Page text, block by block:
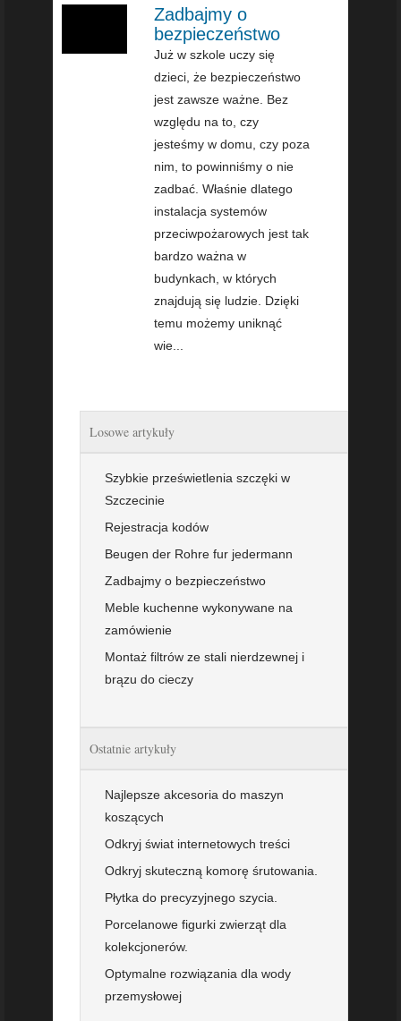
Zadbajmy o
bezpieczeństwo
Już w szkole uczy się
dzieci, że bezpieczeństwo
jest zawsze ważne. Bez
względu na to, czy
jesteśmy w domu, czy poza
nim, to powinniśmy o nie
zadbać. Właśnie dlatego
instalacja systemów
przeciwpożarowych jest tak
bardzo ważna w
budynkach, w których
znajdują się ludzie. Dzięki
temu możemy uniknąć
wie...
Losowe artykuły
Szybkie prześwietlenia szczęki w
Szczecinie
Rejestracja kodów
Beugen der Rohre fur jedermann
Zadbajmy o bezpieczeństwo
Meble kuchenne wykonywane na
zamówienie
Montaż filtrów ze stali nierdzewnej i
brązu do cieczy
Ostatnie artykuły
Najlepsze akcesoria do maszyn
koszących
Odkryj świat internetowych treści
Odkryj skuteczną komorę śrutowania.
Płytka do precyzyjnego szycia.
Porcelanowe figurki zwierząt dla
kolekcjonerów.
Optymalne rozwiązania dla wody
przemysłowej